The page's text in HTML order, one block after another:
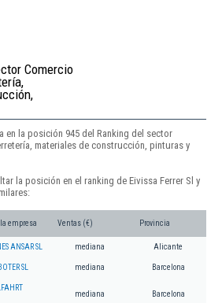
Comercio
en la posición 945 del Ranking del sector
materiales de construcción, pinturas y
la posición en el ranking de Eivissa Ferrer Sl y
empresa Ventas (€) Provincia
ANSAR SL mediana Alicante
SL mediana Barcelona
mediana Barcelona